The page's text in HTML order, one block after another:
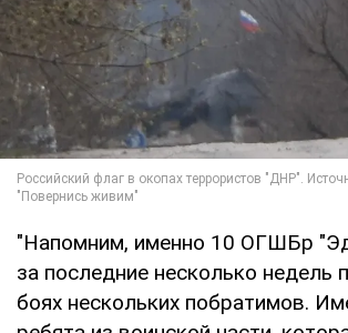
"Напомним, именно 10 ОГШБр
за последние несколько недель
боях нескольких побратимов.